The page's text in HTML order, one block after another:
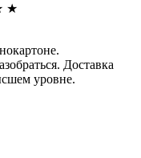
★
Доставка
уровне.